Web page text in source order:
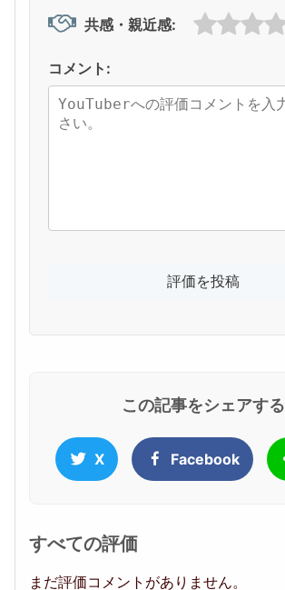
共感・親近感:
コメント:
この記事をシェアする
X Facebook
すべての評価
まだ評価コメントがありません。